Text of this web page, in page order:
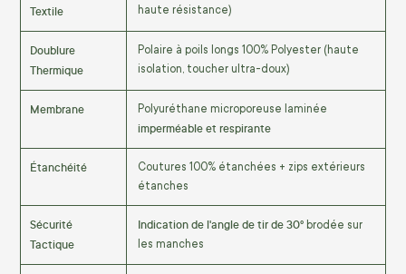
Textile
haute résistance)
Doublure
Thermique
Polaire à poils longs 100% Polyester (haute
isolation, toucher ultra-doux)
Membrane Polyuréthane microporeuse laminée
imperméable et respirante
Étanchéité
Coutures 100% étanchées + zips extérieurs
étanches
Sécurité
Tactique
Indication de l'angle de tir de 30° brodée sur
les manches